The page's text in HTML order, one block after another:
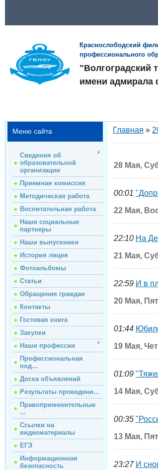
Краснослободский
профессионального
"Волгоградский
имени адмирала
Меню сайта
Сведения об
образовательной
организации
Приемная комиссия
Методическая работа
Воспитательная работа
Наши социальные
партнеры
Наши выпускники
История лицея
Фотоальбомы
Статьи
Обращения граждан
Контакты
Гостевая книга
Закупки
Наши профессии
Профессиональная
под...
Доска объявлений
Результаты проведени...
Правоприменительные
...
Ссылки на
видеоматериалы
ЕГЭ
Информационная
безопасность
Главная »
28 Мая,
00:01
22 Мая,
22:10 На
21 Мая,
22:59 И в
20 Мая,
01:44
19 Мая,
01:09
14 Мая,
00:35
13 Мая,
23:27 И